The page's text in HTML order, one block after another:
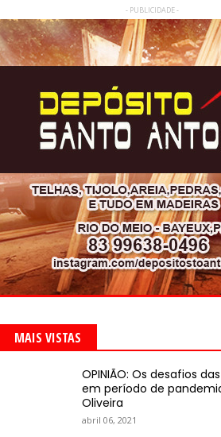
- PUBLICIDADE -
MAIS VISTAS
OPINIÃO: Os desafios
em período de
Oliveira
abril 06, 2021